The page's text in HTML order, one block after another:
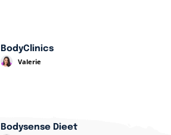
BodyClinics
Valerie
Bodysense Dieet